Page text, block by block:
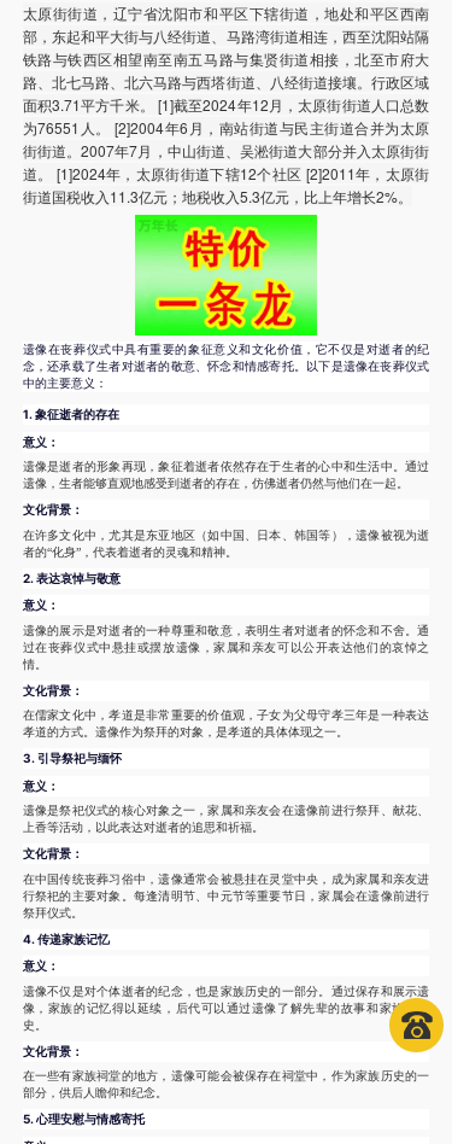
太原街街道，辽宁省沈阳市和平区下辖街道，地处和平区西南
部，东起和平大街与八经街道、马路湾街道相连，西至沈阳站隔
铁路与铁西区相望南至南五马路与集贤街道相接，北至市府大
路、北七马路、北六马路与西塔街道、八经街道接壤。行政区域
面积3.71平方千米。 [1]截至2024年12月，太原街街道人口总数
为76551人。 [2]2004年6月，南站街道与民主街道合并为太原
街街道。2007年7月，中山街道、吴淞街道大部分并入太原街街
道。 [1]2024年，太原街街道下辖12个社区 [2]2011年，太原街
街道国税收入11.3亿元；地税收入5.3亿元，比上年增长2%。
遗像在丧葬仪式中具有重要的象征意义和文化价值，它不仅是对逝者的纪
念，还承载了生者对逝者的敬意、怀念和情感寄托。以下是遗像在丧葬仪式
中的主要意义：
1. 象征逝者的存在
意义：
遗像是逝者的形象再现，象征着逝者依然存在于生者的心中和生活中。通过
遗像，生者能够直观地感受到逝者的存在，仿佛逝者仍然与他们在一起。
文化背景：
在许多文化中，尤其是东亚地区（如中国、日本、韩国等），遗像被视为逝
者的“化身”，代表着逝者的灵魂和精神。
2. 表达哀悼与敬意
意义：
遗像的展示是对逝者的一种尊重和敬意，表明生者对逝者的怀念和不舍。通
过在丧葬仪式中悬挂或摆放遗像，家属和亲友可以公开表达他们的哀悼之
情。
文化背景：
在儒家文化中，孝道是非常重要的价值观，子女为父母守孝三年是一种表达
孝道的方式。遗像作为祭拜的对象，是孝道的具体体现之一。
3. 引导祭祀与缅怀
意义：
遗像是祭祀仪式的核心对象之一，家属和亲友会在遗像前进行祭拜、献花、
上香等活动，以此表达对逝者的追思和祈福。
文化背景：
在中国传统丧葬习俗中，遗像通常会被悬挂在灵堂中央，成为家属和亲友进
行祭祀的主要对象。每逢清明节、中元节等重要节日，家属会在遗像前进行
祭拜仪式。
4. 传递家族记忆
意义：
遗像不仅是对个体逝者的纪念，也是家族历史的一部分。通过保存和展示遗
像，家族的记忆得以延续，后代可以通过遗像了解先辈的故事和家族的历
史。
文化背景：
在一些有家族祠堂的地方，遗像可能会被保存在祠堂中，作为家族历史的一
部分，供后人瞻仰和纪念。
5. 心理安慰与情感寄托